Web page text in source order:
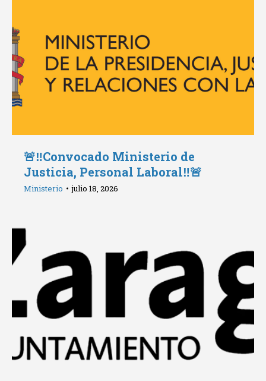
🚨‼️Convocado Ministerio de
Justicia, Personal Laboral‼️🚨
Ministerio julio 18, 2026